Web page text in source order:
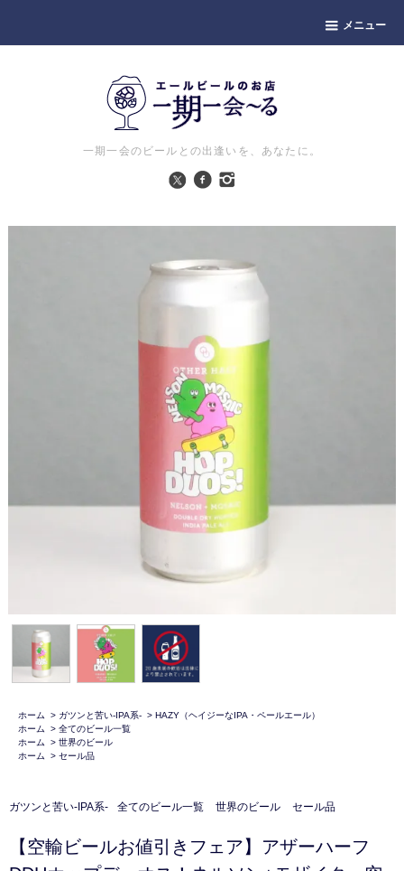
メニュー
一期一会のビールとの出逢いを、あなたに。
ホーム > ガツンと苦い-IPA系- > HAZY（ヘイジーなIPA・ペールエール）
ホーム
> 全てのビール一覧
ホーム
> 世界のビール
ホーム
> セール品
ガツンと苦い-IPA系- 全てのビール一覧 世界のビール セール品
【空輸ビールお値引きフェア】アザーハーフ